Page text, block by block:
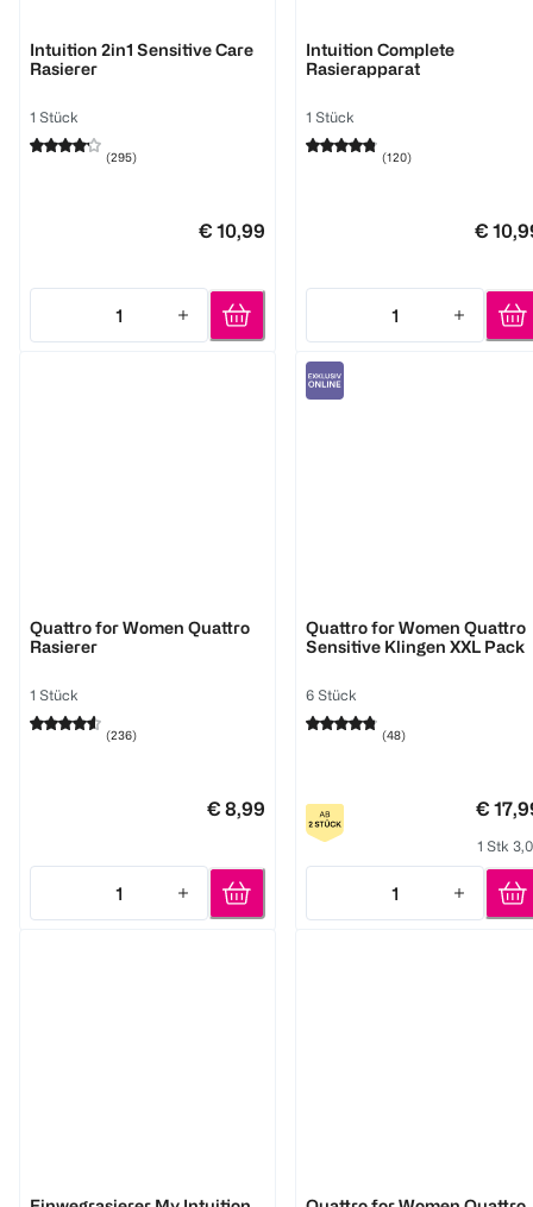
Intuition 2in1 Sensitive Care
Rasierer
1 Stück
(295)
€ 10,99
1
Quantity: 1
Intuition Complete
Rasierapparat
1 Stück
(120)
€
1
Quantity: 1
Quattro for Women Quattro
Rasierer
1 Stück
(236)
€ 8,99
1
Quantity: 1
Quattro for Women Quattro
Sensitive Klingen XXL Pack
6 Stück
(48)
€
1 Stk
1
Quantity: 1